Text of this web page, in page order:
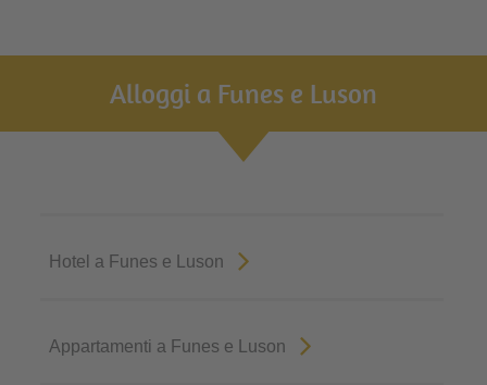
Alloggi a Funes e Luson
Hotel a Funes e Luson
Appartamenti a Funes e Luson